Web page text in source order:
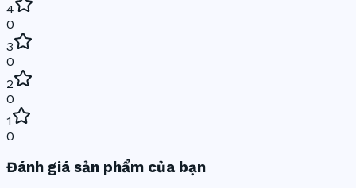
4
0
3
0
2
0
1
0
Đánh giá sản phẩm của bạn